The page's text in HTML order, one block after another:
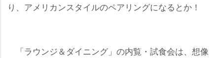
り、アメリカンスタイルのペアリングになるとか！
「ラウンジ＆ダイニング」の内覧・試食会は、想像